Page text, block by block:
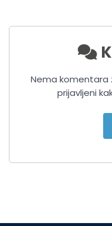
Nema komentara
prijavljeni